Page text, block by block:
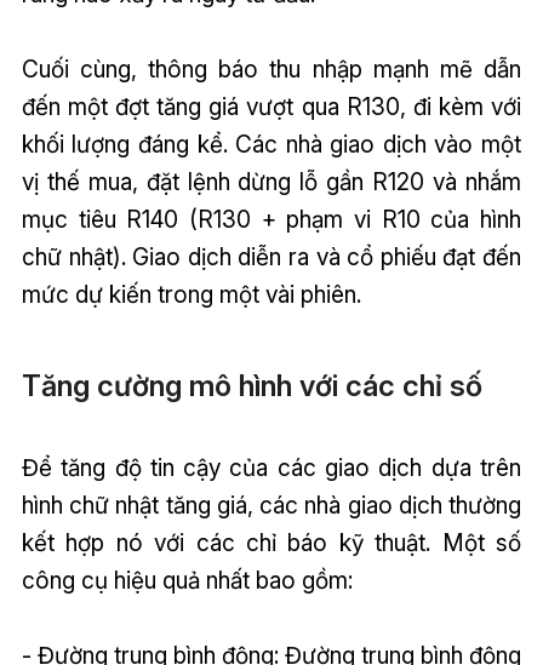
Cuối cùng, thông báo thu nhập mạnh mẽ dẫn
đến một đợt tăng giá vượt qua R130, đi kèm với
khối lượng đáng kể. Các nhà giao dịch vào một
vị thế mua, đặt lệnh dừng lỗ gần R120 và nhắm
mục tiêu R140 (R130 + phạm vi R10 của hình
chữ nhật). Giao dịch diễn ra và cổ phiếu đạt đến
mức dự kiến trong một vài phiên.
Tăng cường mô hình với các chỉ số
Để tăng độ tin cậy của các giao dịch dựa trên
hình chữ nhật tăng giá, các nhà giao dịch thường
kết hợp nó với các chỉ báo kỹ thuật. Một số
công cụ hiệu quả nhất bao gồm:
- Đường trung bình động: Đường trung bình động